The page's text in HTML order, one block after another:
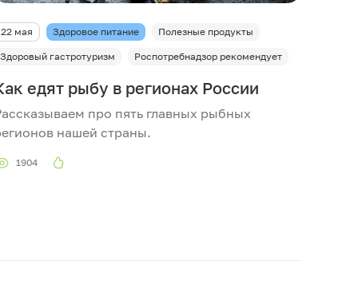
22 мая Здоровое питание Полезные продукты
Здоровый гастротуризм Роспотребнадзор рекомендует
едят рыбу в регионах России
про пять главных рыбных
нашей страны.
1904